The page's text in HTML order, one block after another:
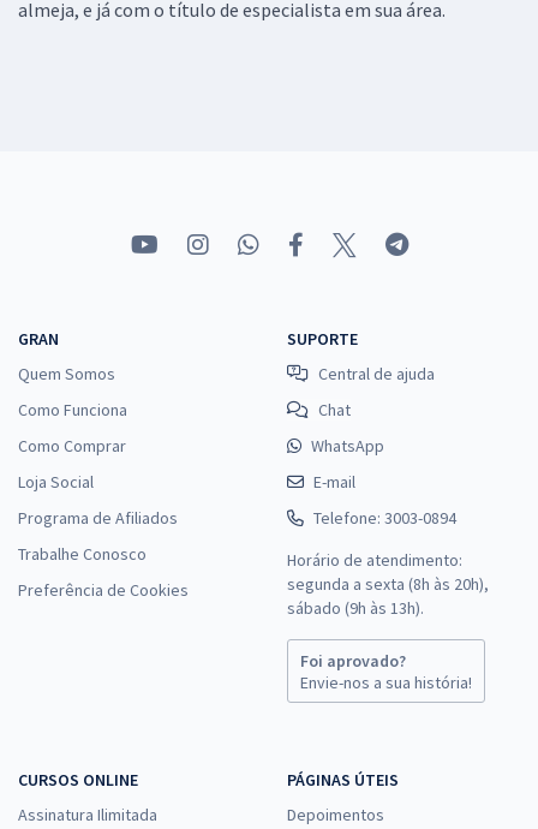
almeja, e já com o título de especialista em sua área.
GRAN
Quem Somos
Como Funciona
Como Comprar
Loja Social
Programa de Afiliados
Trabalhe Conosco
Preferência de Cookies
SUPORTE
Central de ajuda
Chat
WhatsApp
E-mail
Telefone: 3003-0894
Horário de atendimento:
segunda a sexta (8h às 20h),
sábado (9h às 13h).
Foi aprovado?
Envie-nos a sua história!
CURSOS ONLINE
Assinatura Ilimitada
PÁGINAS ÚTEIS
Depoimentos